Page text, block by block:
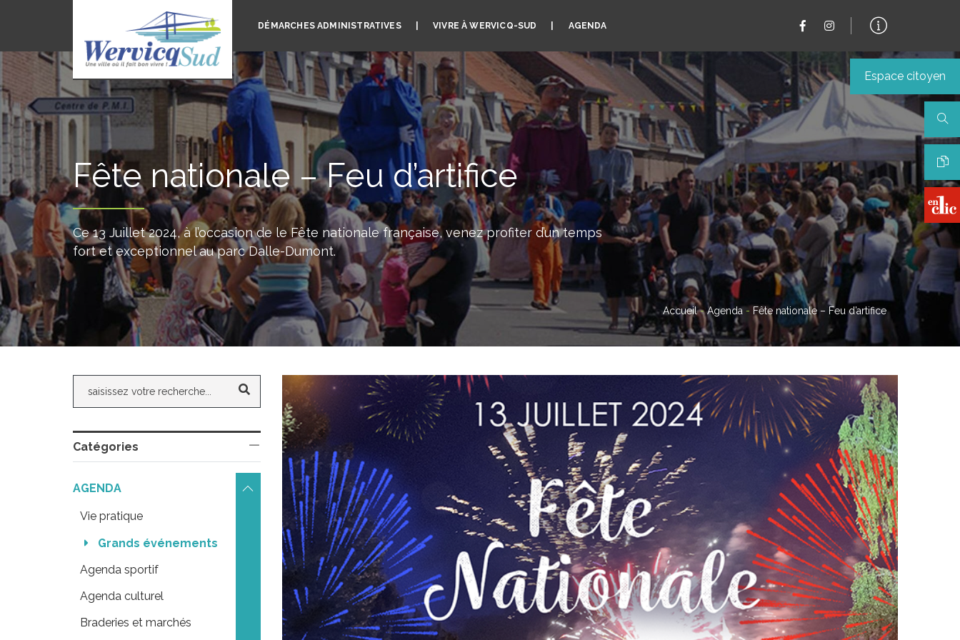
DÉMARCHES ADMINISTRATIVES VIVRE À WERVICQ-SUD AGENDA
Fête nationale – Feu d’artifice
Ce 13 Juillet 2024, à l’occasion de le Fête nationale française, venez profiter d’un temps
fort et exceptionnel au parc Dalle-Dumont.
Accueil - Agenda - Fête nationale – Feu d’artifice
Catégories
AGENDA
Vie pratique
Grands événements
Agenda sportif
Agenda culturel
Braderies et marchés
Espace citoyen